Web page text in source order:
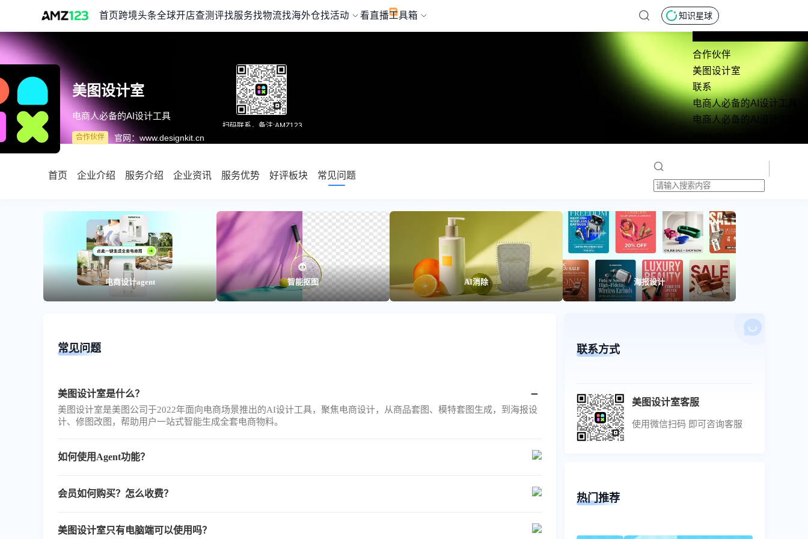
首页 跨境头条全球开店查测评找服务找物流找海外仓找活动 看直播工具箱 知识星球
美图设计室
电商人必备的AI设计工具
合作伙伴 官网：www.designkit.cn
扫码联系，备注:AMZ123
合作伙伴
美图设计室
联系
电商人必备的AI设计工具
电商人必备的AI设计工具
首页 企业介绍 服务介绍 企业资讯 服务优势 好评板块 常见问题
电商设计agent 智能抠图 AI消除 海报设计
常见问题
美图设计室是什么？
美图设计室是美图公司于2022年面向电商场景推出的AI设计工具，聚焦电商设计，从商品套图、模特套图生成，到海报设
计、修图改图，帮助用户一站式智能生成全套电商物料。
如何使用Agent功能？
会员如何购买？怎么收费？
美图设计室只有电脑端可以使用吗？
联系方式
美图设计室客服
使用微信扫码 即可咨询客服
热门推荐